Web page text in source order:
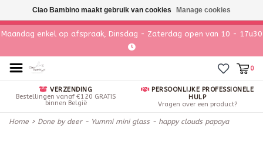
Maandag enkel op afspraak, Dinsdag - Zaterdag open van 10 - 17u30
0
VERZENDING
Bestellingen vanaf €120 GRATIS
binnen België
PERSOONLIJKE PROFESSIONELE
HULP
Vragen over een product?
Home > Done by deer - Yummi mini glass - happy clouds papaya
Ciao Bambino maakt gebruik van cookies Manage cookies